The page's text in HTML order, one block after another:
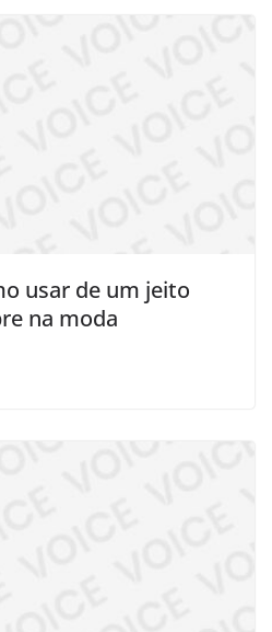
usar de um jeito
na moda